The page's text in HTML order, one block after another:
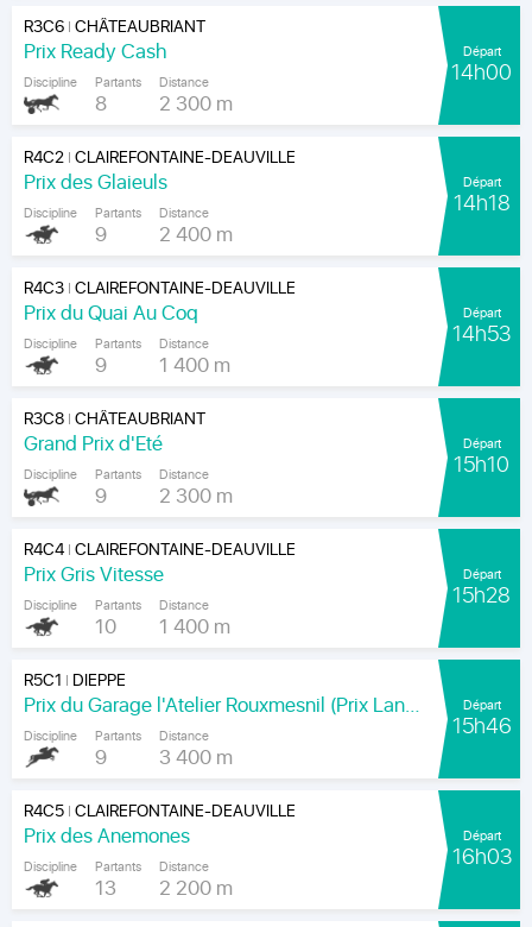
R3C6|CHÂTEAUBRIANT
Prix Ready Cash
Discipline Partants
8
Distance
2 300 m
Départ
14h00
R4C2|CLAIREFONTAINE-DEAUVILLE
Prix des Glaieuls
Discipline Partants
9
Distance
2 400 m
Départ
14h18
R4C3|CLAIREFONTAINE-DEAUVILLE
Prix du Quai Au Coq
Discipline Partants
9
Distance
1 400 m
Départ
14h53
R3C8|CHÂTEAUBRIANT
Grand Prix d'Eté
Discipline Partants
9
Distance
2 300 m
Départ
15h10
R4C4|CLAIREFONTAINE-DEAUVILLE
Prix Gris Vitesse
Discipline Partants
10
Distance
1 400 m
Départ
15h28
R5C1 | DIEPPE
Prix du Garage l'Atelier Rouxmesnil (Prix Lands End)
Discipline Partants
9
Distance
3 400 m
Départ
15h46
R4C5|CLAIREFONTAINE-DEAUVILLE
Prix des Anemones
Discipline Partants
13
Distance
2 200 m
Départ
16h03